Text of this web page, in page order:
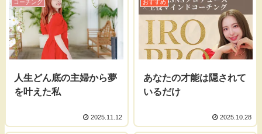
コーチング
人生どん底の主婦から夢
を叶えた私
2025.11.12
おすすめ
あなたの才能は隠されて
いるだけ
2025.10.28